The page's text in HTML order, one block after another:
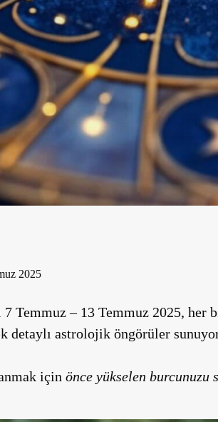
2025
Temmuz – 13 Temmuz 2025, her
detaylı astrolojik öngörüler
için önce yükselen burcunuzu